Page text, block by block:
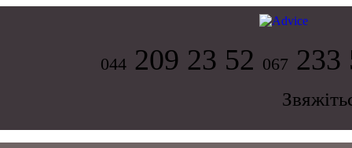
044 209 23 52 067 233